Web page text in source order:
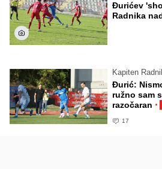
Đurićev
Radnika
Kapiten
Đurić:
ružno sam
razočaran ·
17